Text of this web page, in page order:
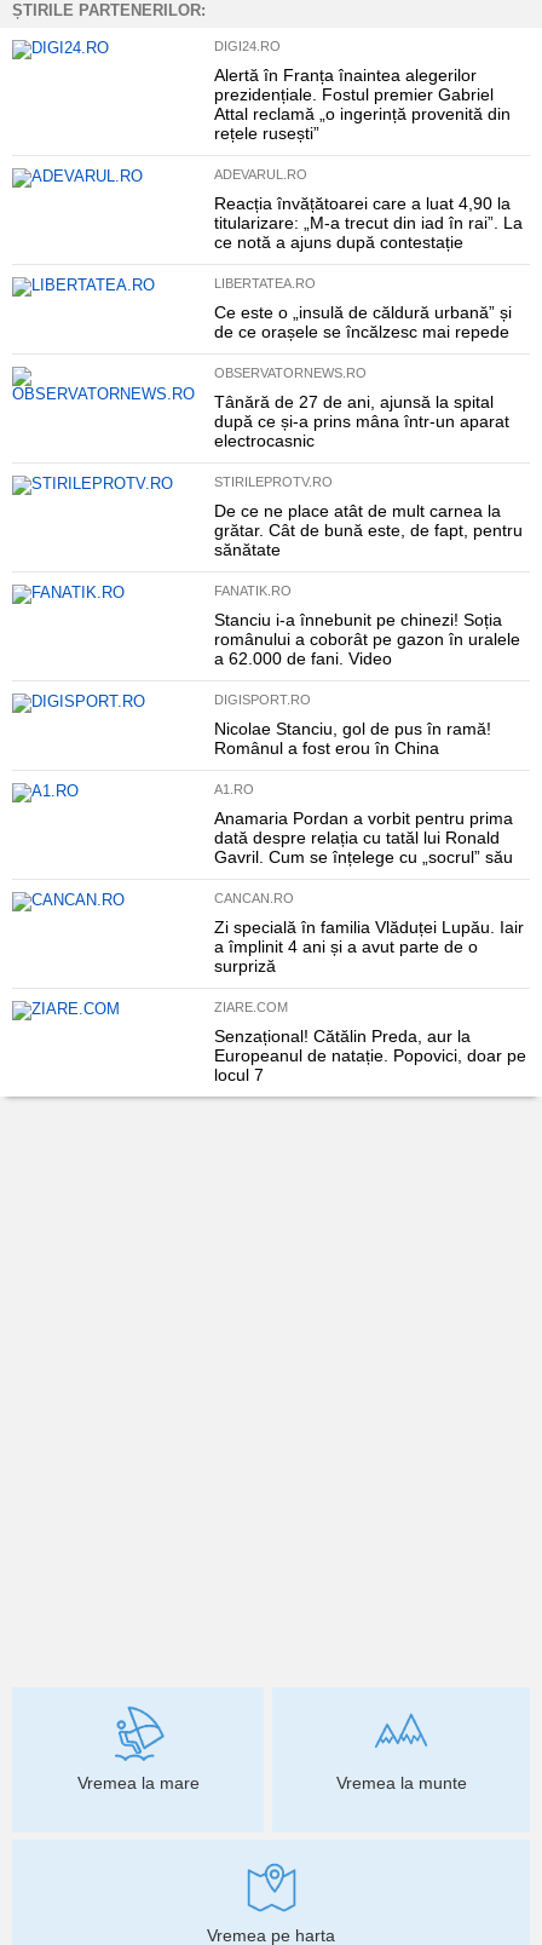
ȘTIRILE PARTENERILOR:
DIGI24.RO
Alertă în Franța înaintea alegerilor
prezidențiale. Fostul premier Gabriel
Attal reclamă „o ingerință provenită din
rețele rusești”
ADEVARUL.RO
Reacția învățătoarei care a luat 4,90 la
titularizare: „M-a trecut din iad în rai”. La
ce notă a ajuns după contestație
LIBERTATEA.RO
Ce este o „insulă de căldură urbană” și
de ce orașele se încălzesc mai repede
OBSERVATORNEWS.RO
Tânără de 27 de ani, ajunsă la spital
după ce și-a prins mâna într-un aparat
electrocasnic
STIRILEPROTV.RO
De ce ne place atât de mult carnea la
grătar. Cât de bună este, de fapt, pentru
sănătate
FANATIK.RO
Stanciu i-a înnebunit pe chinezi! Soția
românului a coborât pe gazon în uralele
a 62.000 de fani. Video
DIGISPORT.RO
Nicolae Stanciu, gol de pus în ramă!
Românul a fost erou în China
A1.RO
Anamaria Pordan a vorbit pentru prima
dată despre relația cu tatăl lui Ronald
Gavril. Cum se înțelege cu „socrul” său
CANCAN.RO
Zi specială în familia Vlăduței Lupău. Iair
a împlinit 4 ani și a avut parte de o
surpriză
ZIARE.COM
Senzațional! Cătălin Preda, aur la
Europeanul de natație. Popovici, doar pe
locul 7
Vremea la mare Vremea la munte
Vremea pe harta